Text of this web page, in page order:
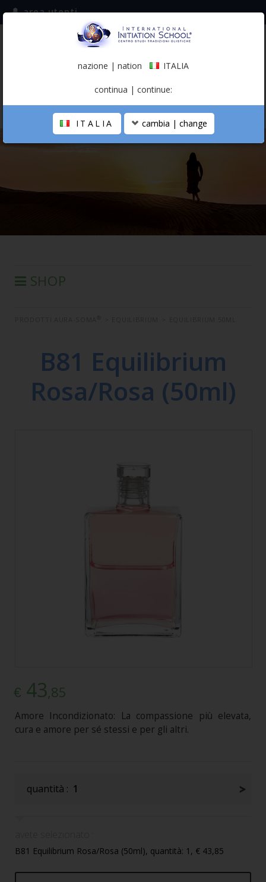
iscriviti alla mailing list
(italiano)
area utenti
LA SCUOLA
SHOP
SEMINARI IN DIFFERITA
LIBRI
B81 Equilibrium
Rosa/Rosa (50ml)
€ 43,85
Amore Incondizionato: La compassione più elevata,
cura e amore per sé stessi e per gli altri.
quantità : 1
B81 Equilibrium Rosa/Rosa (50ml), quantità: 1, € 43,85
nazione | nation ITALIA
continua | continue:
ITALIA cambia | change